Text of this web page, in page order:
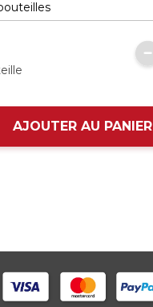
AJOUTER AU PANIER